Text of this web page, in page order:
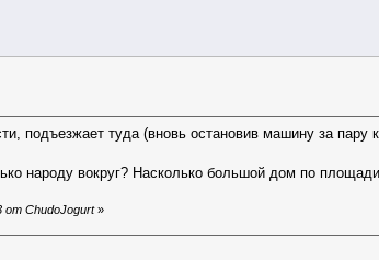
подъезжает туда (вновь остановив машину за
народу вокруг? Насколько большой дом по
от ChudoJogurt»